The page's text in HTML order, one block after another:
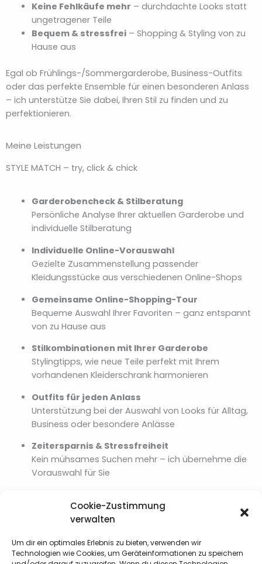
Cookie-Zustimmung
verwalten
Um dir ein optimales Erlebnis zu bieten, verwenden wir
Technologien wie Cookies, um Geräteinformationen zu speichern
Keine Fehlkäufe mehr – durchdachte Looks statt
ungetragener Teile
Bequem & stressfrei– Shopping & Styling von zu
Hause aus
Egal ob Frühlings-/Sommergarderobe, Business-Outfits
oder das perfekte Ensemble für einen besonderen Anlass
– ich unterstütze Sie dabei, Ihren Stil zu finden und zu
perfektionieren.
Meine Leistungen
STYLE MATCH – try, click & chick
Garderobencheck & Stilberatung
Persönliche Analyse Ihrer aktuellen Garderobe und
individuelle Stilberatung
Individuelle Online-Vorauswahl
Gezielte Zusammenstellung passender
Kleidungsstücke aus verschiedenen Online-Shops
Gemeinsame Online-Shopping-Tour
Bequeme Auswahl Ihrer Favoriten – ganz entspannt
von zu Hause aus
Stilkombinationen mit Ihrer Garderobe
Stylingtipps, wie neue Teile perfekt mit Ihrem
vorhandenen Kleiderschrank harmonieren
Outfits für jeden Anlass
Unterstützung bei der Auswahl von Looks für Alltag,
Business oder besondere Anlässe
Zeitersparnis & Stressfreiheit
Kein mühsames Suchen mehr – ich übernehme die
Vorauswahl für Sie
Durchdachte und auf Sie abgestimmte Looks statt
ungetragener Fehlkäufe
Ihr Invest:
70,00 €/Stunde